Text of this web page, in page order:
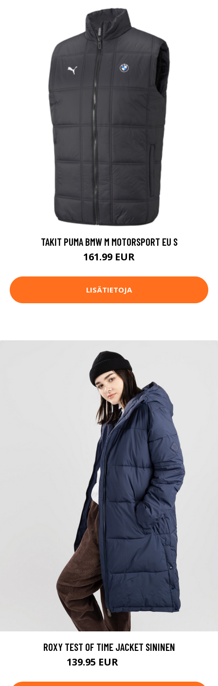
TAKIT PUMA BMW M MOTORSPORT EU S
161.99 EUR
LISÄTIETOJA
ROXY TEST OF TIME JACKET SININEN
139.95 EUR